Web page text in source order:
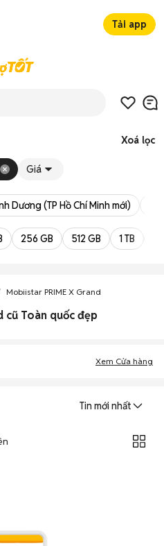
Tải app
Xoá lọc
Giá
Dương (TP Hồ Chí Minh mới)
256 GB 512 GB 1 TB
Mobiistar PRIME X Grand
cũ Toàn quốc đẹp
Xem Cửa hàng
Tin mới nhất